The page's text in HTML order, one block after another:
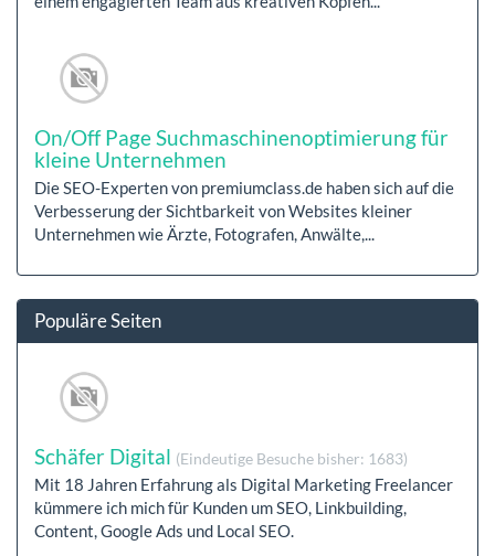
On/Off Page Suchmaschinenoptimierung für
kleine Unternehmen
Die SEO-Experten von premiumclass.de haben sich auf die
Verbesserung der Sichtbarkeit von Websites kleiner
Unternehmen wie Ärzte, Fotografen, Anwälte,...
Populäre Seiten
Schäfer Digital (Eindeutige Besuche bisher: 1683)
Mit 18 Jahren Erfahrung als Digital Marketing Freelancer
kümmere ich mich für Kunden um SEO, Linkbuilding,
Content, Google Ads und Local SEO.